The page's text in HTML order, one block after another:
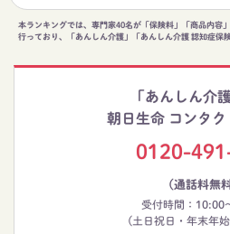
本ランキングでは、専門家40名が「保険料」「商品内容
行っており、「あんしん介護」「あんしん介護 認知症保
「あんしん介
朝日生命 コンタク
0120-
（通話料無料
受付時間：10:00
(土日祝日・年末年